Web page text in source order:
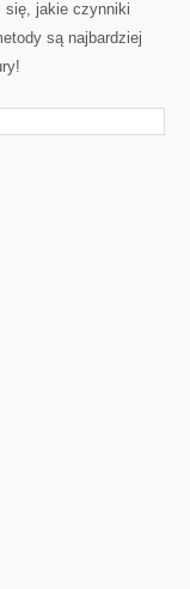
się, jakie czynniki
są najbardziej